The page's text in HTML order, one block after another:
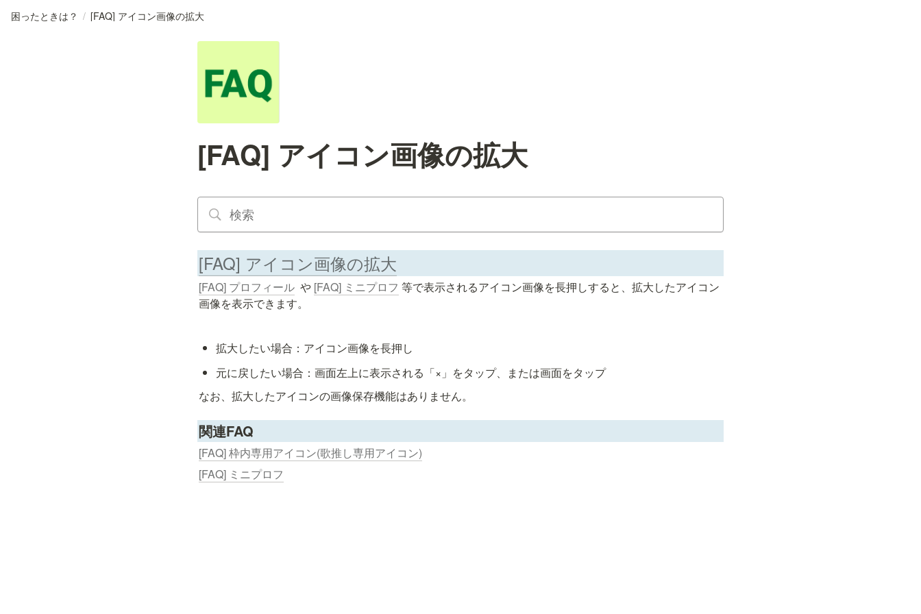
困ったときは？ / [FAQ] アイコン画像の拡大
[FAQ] アイコン画像の拡大
[FAQ] アイコン画像の拡大
[FAQ] プロフィール
  や
[FAQ] ミニプロフ 等で表示されるアイコン画像を長押しすると、拡大したアイコン
画像を表示できます。
拡大したい場合：アイコン画像を長押し
元に戻したい場合：画面左上に表示される「×」をタップ、または画面をタップ
なお、拡大したアイコンの画像保存機能はありません。
関連FAQ
[FAQ] 枠内専用アイコン(歌推し専用アイコン)
[FAQ] ミニプロフ